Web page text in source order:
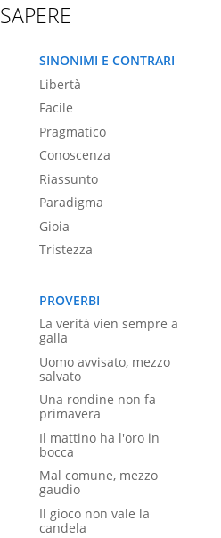
SAPERE
SINONIMI E CONTRARI
Libertà
Facile
Pragmatico
Conoscenza
Riassunto
Paradigma
Gioia
Tristezza
PROVERBI
La verità vien sempre a
galla
Uomo avvisato, mezzo
salvato
Una rondine non fa
primavera
Il mattino ha l'oro in
bocca
Mal comune, mezzo
gaudio
Il gioco non vale la
candela